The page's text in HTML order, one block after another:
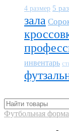
4 размер 5
зала
инвентарь
Футбольная форма